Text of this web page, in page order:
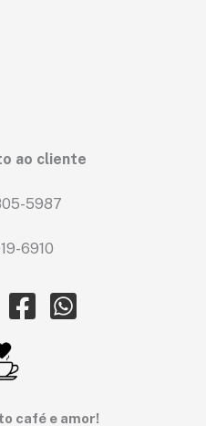
ao cliente
5987
6910
café e amor!